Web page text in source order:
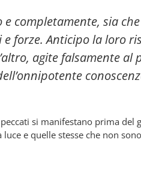
completamente, sia
forze. Anticipo la loro
agite falsamente al
si manifestano prima del
e quelle stesse che non